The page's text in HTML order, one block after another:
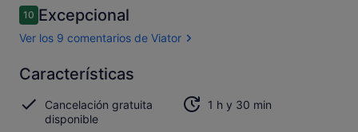
Comentarios
1010 de 10
Excepcional
Ver los 9 comentarios de Viator
10.0
10.0 sobre 10
Excepcional
Abrir los
9 comentarios
de Viator
Características
Cancelación gratuita
disponible
1 h y 30 min